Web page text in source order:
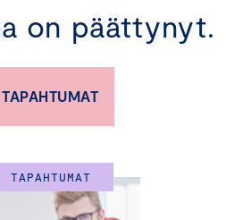
on päättynyt.
TAPAHTUMAT